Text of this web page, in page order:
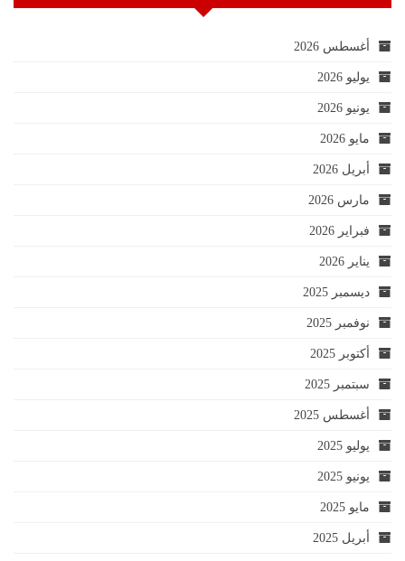
أغسطس 2026
يوليو 2026
يونيو 2026
مايو 2026
أبريل 2026
مارس 2026
فبراير 2026
يناير 2026
ديسمبر 2025
نوفمبر 2025
أكتوبر 2025
سبتمبر 2025
أغسطس 2025
يوليو 2025
يونيو 2025
مايو 2025
أبريل 2025